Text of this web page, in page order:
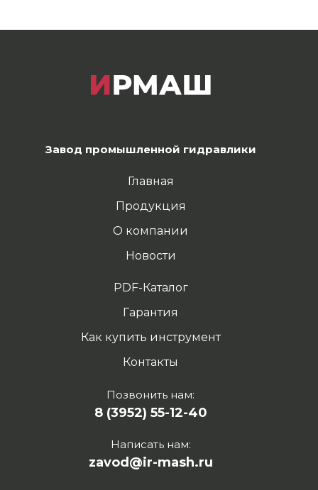
Завод промышленной гидравлики
Главная
Продукция
О компании
Новости
PDF-Каталог
Гарантия
Как купить инструмент
Контакты
Позвонить нам:
8 (3952) 55-12-40
Написать нам:
zavod@ir-mash.ru